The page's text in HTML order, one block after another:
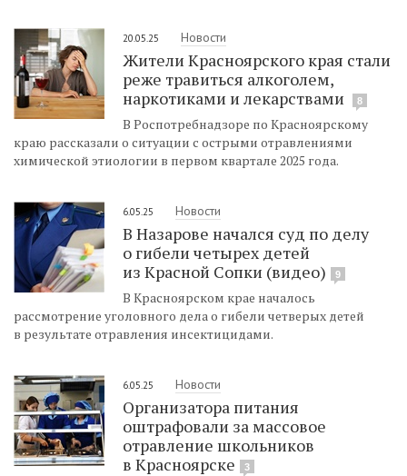
20.05.25 Новости
Жители Красноярского края стали
реже травиться алкоголем,
наркотиками и лекарствами
8
В Роспотребнадзоре по Красноярскому
краю рассказали о ситуации с острыми отравлениями
химической этиологии в первом квартале 2025 года.
6.05.25 Новости
В Назарове начался суд по делу
о гибели четырех детей
из Красной Сопки (видео)
9
В Красноярском крае началось
рассмотрение уголовного дела о гибели четверых детей
в результате отравления инсектицидами.
6.05.25 Новости
Организатора питания
оштрафовали за массовое
отравление школьников
в Красноярске
3